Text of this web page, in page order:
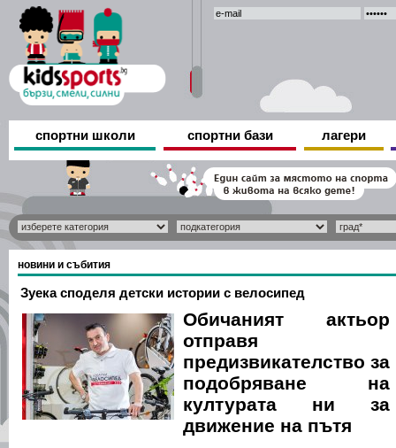
спортни школи спортни бази лагери
новини и събития
Зуека споделя детски истории с велосипед
Обичаният актьор
отправя
предизвикателство за
подобряване на
културата ни за
движение на пътя